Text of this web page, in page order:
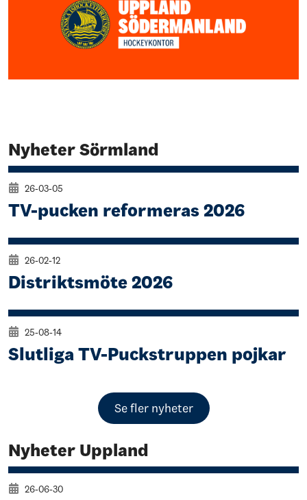
Nyheter Sörmland
TV-pucken reformeras 2026
26-03-05
Distriktsmöte 2026
26-02-12
Slutliga TV-Puckstruppen pojkar
25-08-14
Se fler nyheter
Nyheter Uppland
26-06-30